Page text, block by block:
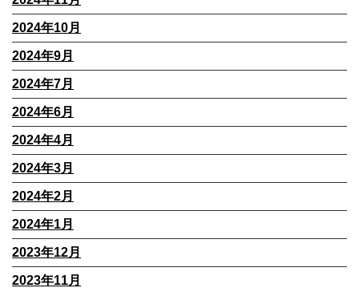
2024年10月
2024年9月
2024年7月
2024年6月
2024年4月
2024年3月
2024年2月
2024年1月
2023年12月
2023年11月